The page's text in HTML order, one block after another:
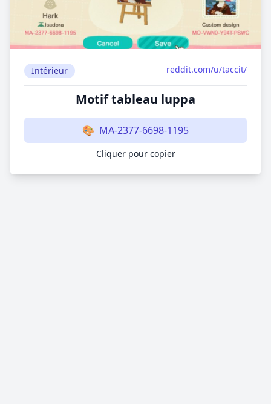
Intérieur reddit.com/u/taccit/
Motif tableau luppa
🎨 MA-2377-6698-1195
Cliquer pour copier